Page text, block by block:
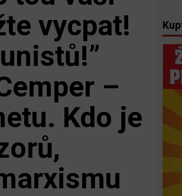
vycpat!
–
Kdo je